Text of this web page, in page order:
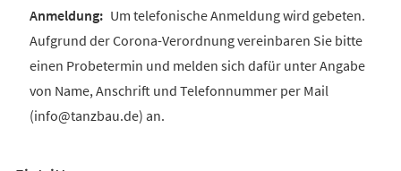
Um telefonische Anmeldung wird gebeten.
Aufgrund der Corona-Verordnung vereinbaren Sie bitte
einen Probetermin und melden sich dafür unter Angabe
von Name, Anschrift und Telefonnummer per Mail
(info@tanzbau.de) an.